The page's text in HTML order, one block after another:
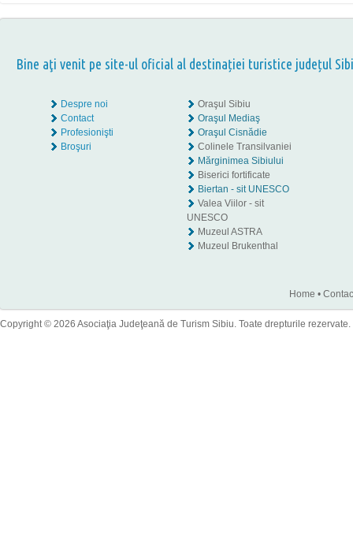
Bine aţi venit pe site-ul oficial al destinației turistice județul
Despre noi
Contact
Profesionişti
Broşuri
Oraşul Sibiu
Oraşul Mediaş
Oraşul Cisnădie
Colinele Transilvaniei
Mărginimea Sibiului
Biserici fortificate
Biertan - sit UNESCO
Valea Viilor - sit
UNESCO
Muzeul ASTRA
Muzeul Brukenthal
Home •
Copyright © 2026 Asociaţia Judeţeană de Turism Sibiu. Toate drepturile rezervate.